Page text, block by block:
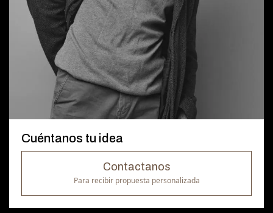
Cuéntanos tu idea
Contactanos
Para recibir propuesta personalizada